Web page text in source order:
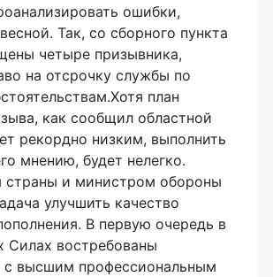
ошибки,
Так, со сборного пункта
четыре призывника,
на отсрочку службы по
план
как сообщил областной
рекордно низким, выполнить
мнению, будет нелегко.
страны и министром обороны
улучшить качество
В первую очередь в
Силах востребованы
с высшим профессиональным